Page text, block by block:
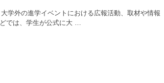
学外の進学イベントにおける広報活動、取材や情報
では、学生が公式に大 …